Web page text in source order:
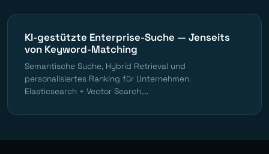
KI-gestützte Enterprise-Suche — Jenseits
von Keyword-Matching
Semantische Suche, Hybrid Retrieval und
personalisiertes Ranking für Unternehmen.
Elasticsearch + Vector Search,...